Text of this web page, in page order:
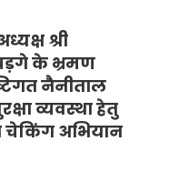
श्री
के भ्रमण
नैनीताल
व्यवस्था हेतु
अभियान